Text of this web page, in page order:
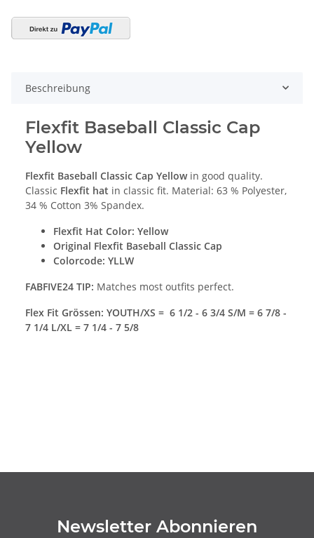
Beschreibung
Flexfit Baseball Classic Cap
Yellow
Flexfit Baseball Classic Cap Yellow in good quality.
Classic Flexfit hat in classic fit. Material: 63 % Polyester,
34 % Cotton 3% Spandex.
Flexfit Hat Color: Yellow
Original Flexfit Baseball Classic Cap
Colorcode: YLLW
FABFIVE24 TIP: Matches most outfits perfect.
Flex Fit Grössen: YOUTH/XS = 6 1/2 - 6 3/4 S/M = 6 7/8 -
7 1/4 L/XL = 7 1/4 - 7 5/8
Newsletter Abonnieren